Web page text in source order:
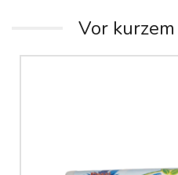
Vor